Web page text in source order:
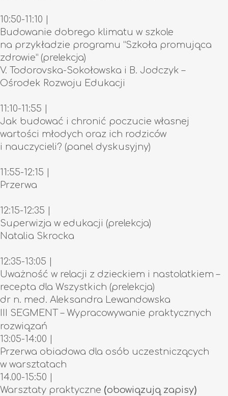
10:50-11:10 |
Budowanie dobrego klimatu w szkole
na przykładzie programu “Szkoła promująca
zdrowie” (prelekcja)
V. Todorovska-Sokołowska i B. Jodczyk –
Ośrodek Rozwoju Edukacji
11:10-11:55 |
Jak budować i chronić poczucie własnej
wartości młodych oraz ich rodziców
i nauczycieli? (panel dyskusyjny)
11:55-12:15
Przerwa
12:15-12:35 |
Superwizja w edukacji (prelekcja)
Natalia Skrocka
12:35-13:05
Uważność w relacji z dzieckiem i nastolatkiem –
recepta dla Wszystkich (prelekcja)
dr n. med. Aleksandra Lewandowska
III SEGMENT – Wypracowywanie praktycznych
rozwiązań
13:05-14:00
Przerwa obiadowa dla osób uczestniczących
w warsztatach
14.00-15:50
Warsztaty praktyczne (obowiązują zapisy)